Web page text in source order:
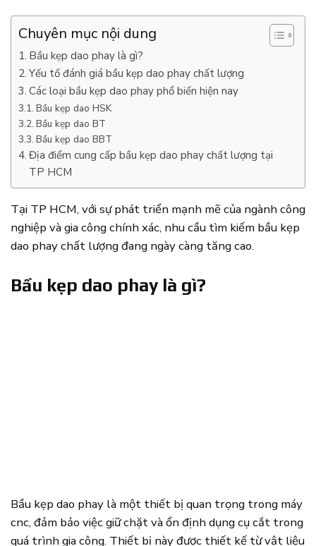
Chuyên mục nội dung
Bầu kẹp dao phay là gì?
Yếu tố đánh giá bầu kẹp dao phay chất lượng
Các loại bầu kẹp dao phay phổ biến hiện nay
Bầu kẹp dao HSK
Bầu kẹp dao BT
Bầu kẹp dao BBT
Địa điểm cung cấp bầu kẹp dao phay chất lượng tại
TP HCM
Tại TP HCM, với sự phát triển mạnh mẽ của ngành công
nghiệp và gia công chính xác, nhu cầu tìm kiếm bầu kẹp
dao phay chất lượng đang ngày càng tăng cao.
Bầu kẹp dao phay là gì?
Bầu kẹp dao phay là một thiết bị quan trọng trong máy
cnc, đảm bảo việc giữ chặt và ổn định dụng cụ cắt trong
quá trình gia công. Thiết bị này được thiết kế từ vật liệu